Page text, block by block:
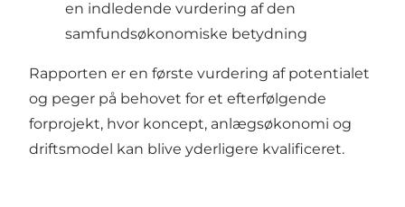
en indledende vurdering af den
samfundsøkonomiske betydning
Rapporten er en første vurdering af potentialet
og peger på behovet for et efterfølgende
forprojekt, hvor koncept, anlægsøkonomi og
driftsmodel kan blive yderligere kvalificeret.